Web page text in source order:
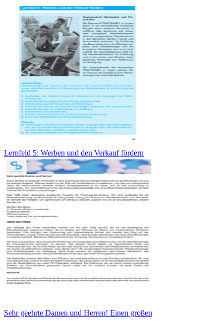
Lernfeld 5: Werben und den Verkauf fördern
Sehr geehrte Damen und Herren! Einen großen